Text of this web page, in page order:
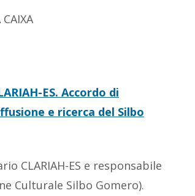
ES. Accordo di
e ricerca del Silbo
CLARIAH-ES e responsabile
Culturale Silbo Gomero).